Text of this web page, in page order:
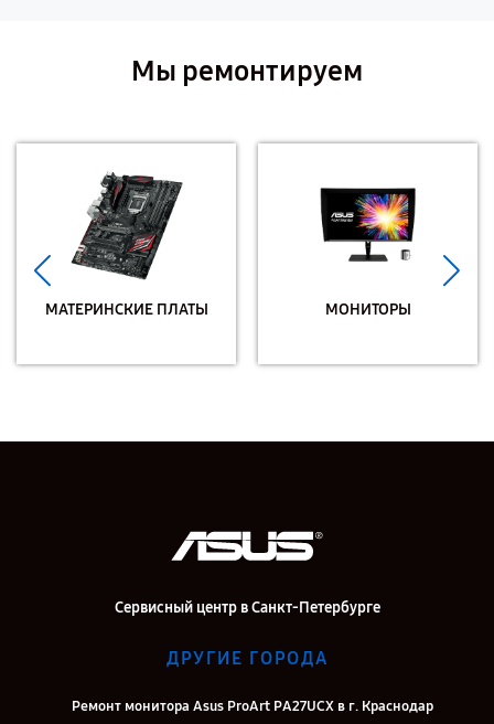
Мы ремонтируем
МАТЕРИНСКИЕ ПЛАТЫ МОНИТОРЫ
Сервисный центр в Санкт-Петербурге
ДРУГИЕ ГОРОДА
Ремонт монитора Asus ProArt PA27UCX в г. Краснодар